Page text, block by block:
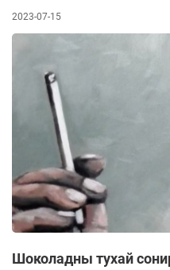
2023-07-15
Шоколадны тухай